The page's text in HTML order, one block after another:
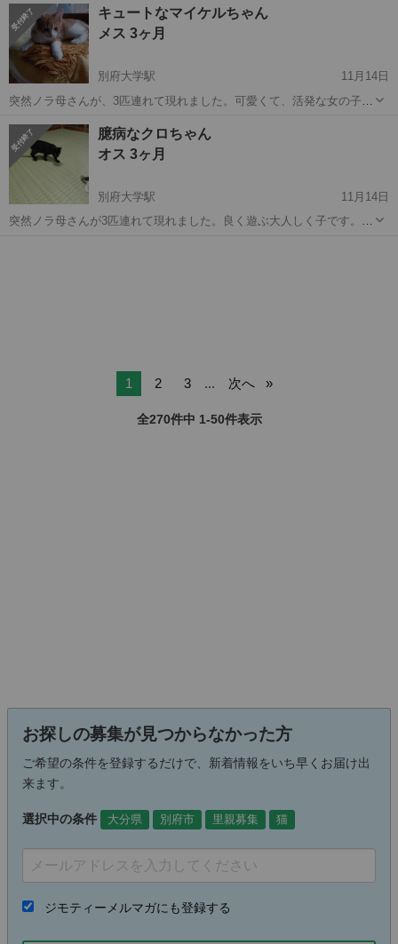
なれたら飼いやすい性格だと思います。 健康状態は食欲も旺盛ですし
良好に感じます。 杉乃井ホ...
大分 別府市
キュートなマイケルちゃん
メス 3ヶ月
別府大学駅
11月14日
突然ノラ母さんが、3匹連れて現れました。可愛くて、活発な女の子で
しゃる予定の方どうぞ宜しくお願いします。
大分 別府市 別府大学駅
臆病なクロちゃん
オス 3ヶ月
別府大学駅
11月14日
突然ノラ母さんが3匹連れて現れました。良く遊ぶ大人しく子です。
1 2 3 ... 次へ
全270件中 1-50件表示
お探しの募集が見つからなかった方
ご希望の条件を登録するだけで、新着情報をいち早くお届け出
来ます。
選択中の条件 大分県 別府市 里親募集 猫
ジモティーメルマガにも登録する